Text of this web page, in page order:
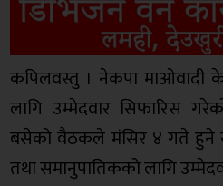
कपिलवस्तु । नेकपा माओवादी
लागि उम्मेदवार सिफारिस
बसेको वैठकले मंसिर ४ गते हुने
तथा समानुपातिकको लागि